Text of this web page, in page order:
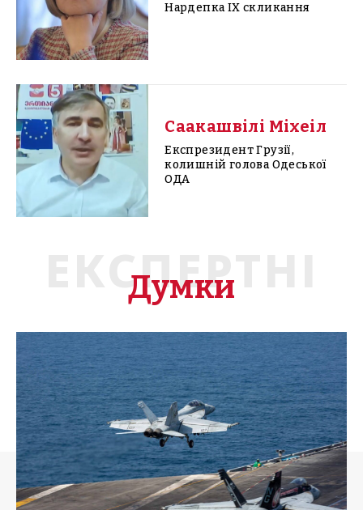
Нардепка IX скликання
Саакашвілі Міхеіл
Експрезидент Грузії,
колишній голова Одеської
ОДА
ЕКСПЕРТНІ
Думки